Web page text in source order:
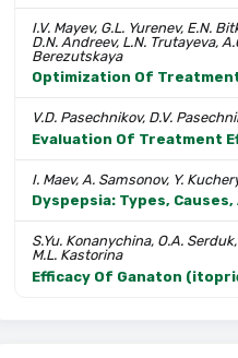
I.V. Mayev, G.L. Yurenev, E.N.
D.N. Andreev, L.N. Trutayeva,
Berezutskaya
Optimization Of
V.D. Pasechnikov, D.V.
Evaluation Of Treatment
I. Maev, A. Samsonov, Y.
Dyspepsia: Types,
S.Yu. Konanychina, O.A.
M.L. Kastorina
Efficacy Of Ganaton